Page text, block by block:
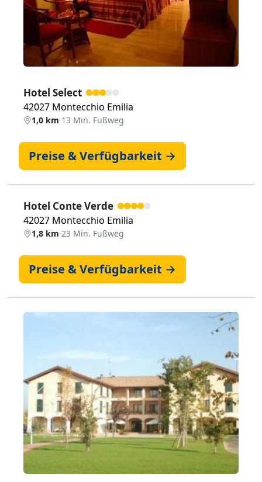
Hotel Select
42027 Montecchio Emilia
1,0 km·13 Min. Fußweg
Preise & Verfügbarkeit →
Hotel Conte Verde
42027 Montecchio Emilia
1,8 km·23 Min. Fußweg
Preise & Verfügbarkeit →
Zurück Weiter